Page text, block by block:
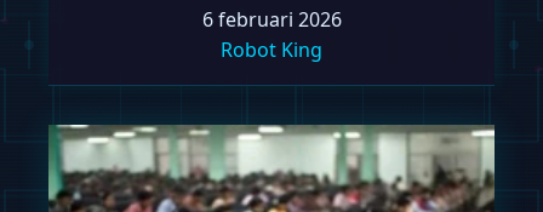
6 februari 2026
Robot King